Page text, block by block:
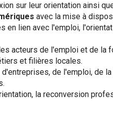
sur leur orientation ainsi
avec la mise à
en lien avec l'emploi,
acteurs de l'emploi et de la
et filières locales.
de l'emploi, de
la reconversion